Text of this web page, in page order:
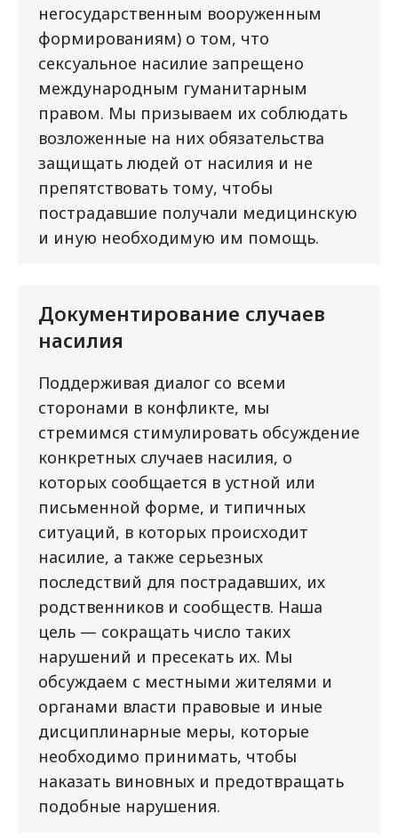
негосударственным вооруженным
формированиям) о том, что
сексуальное насилие запрещено
международным гуманитарным
правом. Мы призываем их соблюдать
возложенные на них обязательства
защищать людей от насилия и не
препятствовать тому, чтобы
пострадавшие получали медицинскую
и иную необходимую им помощь.
Документирование случаев
насилия
Поддерживая диалог со всеми
сторонами в конфликте, мы
стремимся стимулировать обсуждение
конкретных случаев насилия, о
которых сообщается в устной или
письменной форме, и типичных
ситуаций, в которых происходит
насилие, а также серьезных
последствий для пострадавших, их
родственников и сообществ. Наша
цель — сокращать число таких
нарушений и пресекать их. Мы
обсуждаем с местными жителями и
органами власти правовые и иные
дисциплинарные меры, которые
необходимо принимать, чтобы
наказать виновных и предотвращать
подобные нарушения.